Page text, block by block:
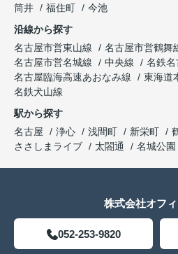
筒井
福住町
今池
沿線から探す
名古屋市営東山線
名古屋市営鶴舞
名古屋市営名城線
中央線
名鉄名
名古屋臨海高速あおなみ線
東海道
名鉄犬山線
駅から探す
名古屋
浄心 浅間町 新栄町
ささしまライブ
太閤通 名城公園
株式会社オフ
052-253-9820